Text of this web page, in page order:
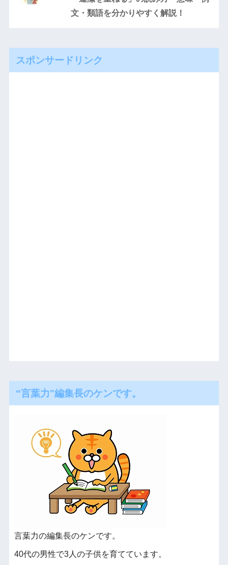
文・類語を分かりやすく解説！
スポンサードリンク
“言葉力”編集長のケンです。
言葉力の編集長のケンです。
40代の男性で3人の子供を育てています。